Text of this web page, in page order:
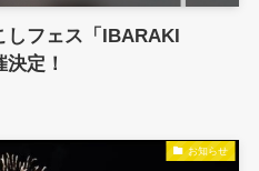
しフェス「IBARAKI
定！
お知らせ